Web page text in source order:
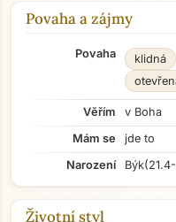
Povaha a zájmy
Povaha klidná
Věřím
v Boha
Mám se
jde to
Narození
Býk
Životní styl